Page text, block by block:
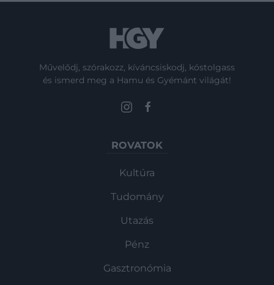
Művelődj, szórakozz, kíváncsiskodj, kóstolgass
és ismerd meg a Hamu és Gyémánt világát!
ROVATOK
Kultúra
Tudomány
Utazás
Pénz
Gasztronómia